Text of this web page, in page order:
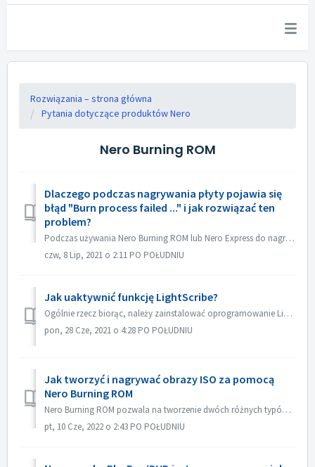
Rozwiązania – strona główna
Pytania dotyczące produktów Nero
Nero Burning ROM
Dlaczego podczas nagrywania płyty pojawia się
błąd "Burn process failed ..." i jak rozwiązać ten
problem?
Podczas używania Nero Burning ROM lub Nero Express do nagrywania zawartości na płyty, możesz natknąć się na komunikat o błędzie "Proces nagrywania nie ...
czw, 8 Lip, 2021 o 2:11 PO POŁUDNIU
Jak uaktywnić funkcję LightScribe?
Ogólnie rzecz biorąc, należy zainstalować oprogramowanie LightScribe, aby aktywować funkcje LightScribe. https://lightscribesoftware.org/ Skontaktuj się z ...
pon, 28 Cze, 2021 o 4:28 PO POŁUDNIU
Jak tworzyć i nagrywać obrazy ISO za pomocą
Nero Burning ROM
Nero Burning ROM pozwala na tworzenie dwóch różnych typów obrazów płyt. Pliki obrazów płyt Nero (*.nrg) składają się z zastrzeżonego formatu obrazów płyt N...
pt, 10 Cze, 2022 o 2:43 PO POŁUDNIU